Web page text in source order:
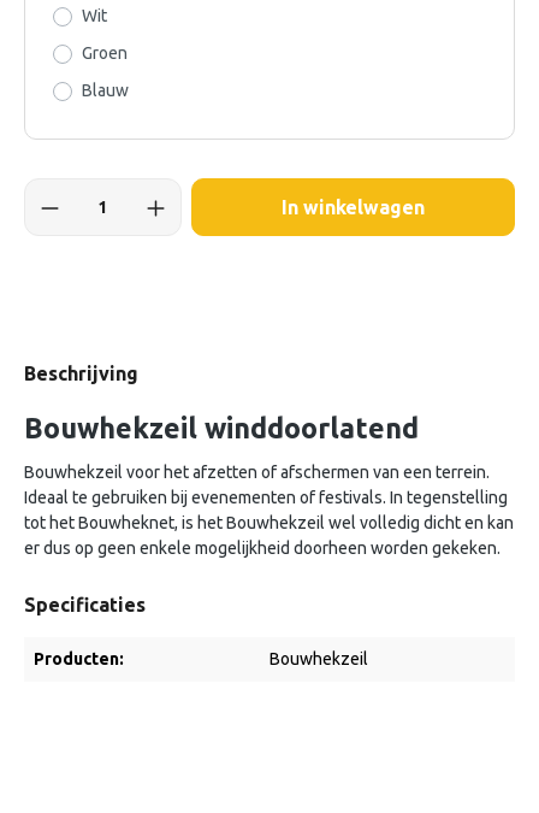
Wit
Groen
Blauw
In winkelwagen
Beschrijving
Bouwhekzeil winddoorlatend
Bouwhekzeil voor het afzetten of afschermen van een terrein.
Ideaal te gebruiken bij evenementen of festivals. In tegenstelling
tot het Bouwheknet, is het Bouwhekzeil wel volledig dicht en kan
er dus op geen enkele mogelijkheid doorheen worden gekeken.
Specificaties
Producten: Bouwhekzeil